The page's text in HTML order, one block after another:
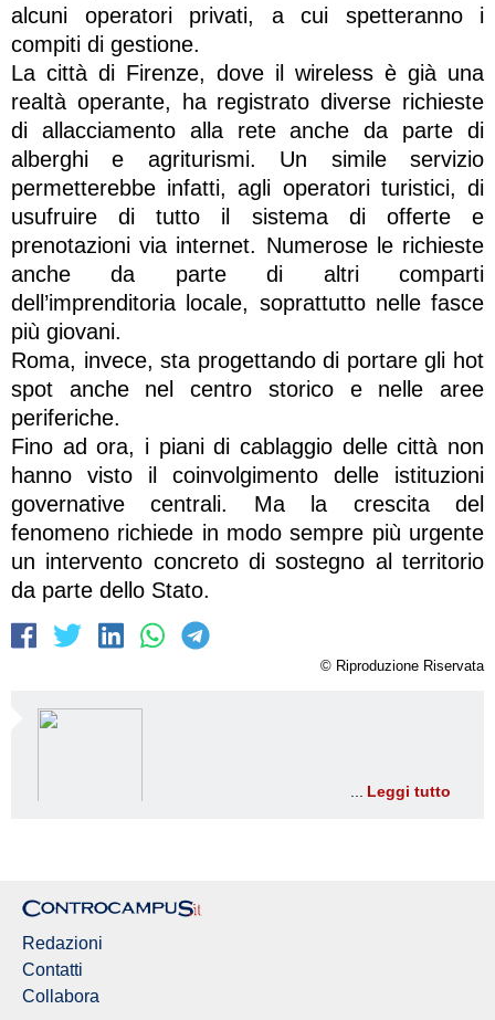
alcuni operatori privati, a cui spetteranno i
compiti di gestione.
La città di Firenze, dove il wireless è già una
realtà operante, ha registrato diverse richieste
di allacciamento alla rete anche da parte di
alberghi e agriturismi. Un simile servizio
permetterebbe infatti, agli operatori turistici, di
usufruire di tutto il sistema di offerte e
prenotazioni via internet. Numerose le richieste
anche da parte di altri comparti
dell’imprenditoria locale, soprattutto nelle fasce
più giovani.
Roma, invece, sta progettando di portare gli hot
spot anche nel centro storico e nelle aree
periferiche.
Fino ad ora, i piani di cablaggio delle città non
hanno visto il coinvolgimento delle istituzioni
governative centrali. Ma la crescita del
fenomeno richiede in modo sempre più urgente
un intervento concreto di sostegno al territorio
da parte dello Stato.
© Riproduzione Riservata
Leggi tutto
Redazioni
Contatti
Collabora